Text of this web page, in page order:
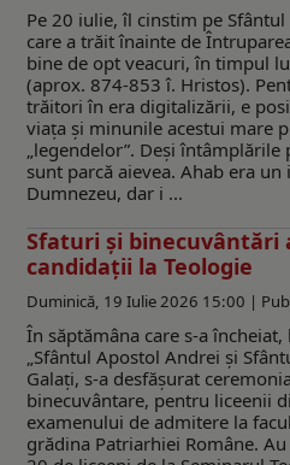
Pe 20 iulie, îl cinstim pe
care a trăit înainte de
bine de opt veacuri, în timpul
(aprox. 874-853 î. Hristos).
trăitori în era digitalizării, e
viața și minunile acestui mare
„legendelor”. Deși
sunt parcă aievea. Ahab era
Dumnezeu, dar i ...
Sfaturi şi
candidaţii la Teologie
Duminică, 19 Iulie 2026 15:00 |
În săptămâna care s-a
„Sfântul Apostol Andrei și
Galați, s-a desfășurat
binecuvântare, pentru liceenii
examenului de admitere la
grădina Patriarhiei Române.